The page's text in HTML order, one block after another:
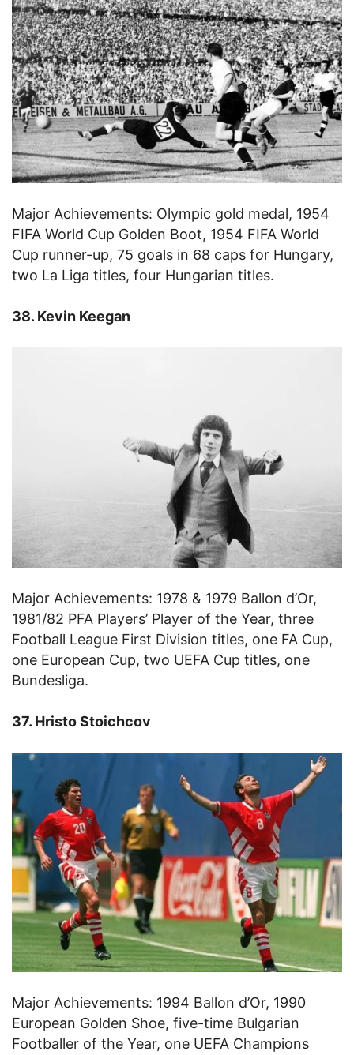
Major Achievements: Olympic gold medal, 1954
FIFA World Cup Golden Boot, 1954 FIFA World
Cup runner-up, 75 goals in 68 caps for Hungary,
two La Liga titles, four Hungarian titles.
38. Kevin Keegan
Major Achievements: 1978 & 1979 Ballon d’Or,
1981/82 PFA Players’ Player of the Year, three
Football League First Division titles, one FA Cup,
one European Cup, two UEFA Cup titles, one
Bundesliga.
37. Hristo Stoichcov
Major Achievements: 1994 Ballon d’Or, 1990
European Golden Shoe, five-time Bulgarian
Footballer of the Year, one UEFA Champions